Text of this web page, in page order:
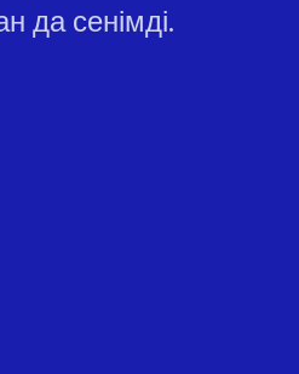
да сенімді.